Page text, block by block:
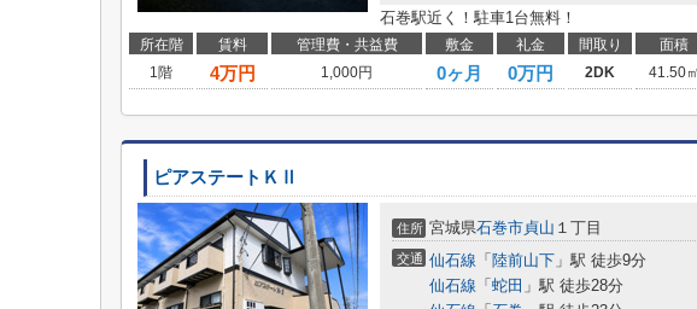
石巻駅近く！駐車1台無料！
所在階 賃料 管理費・共益費 敷金 礼金 間取り 面積
1階
4万円 1,000円 0ヶ月 0万円 2DK 41.50㎡
ピアステートＫⅡ
住所 宮城県石巻市貞山 １丁目
交通 仙石線 「 陸前山下 」駅 徒歩9分
仙石線 「 蛇田 」駅 徒歩28分